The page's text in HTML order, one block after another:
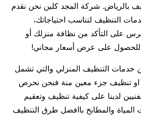
بالرياض. شركة المجد كلين نحن نقدم
التنظيف لتناسب احتياجاتك،
على التأكد من نظافة منزلك أو
للحصول على عرض أسعار مجاني!
خدمات التنظيف المنزلي والتي تشمل
او تنظيف جزء معين منة فنحن نحرص
لدينا على كيفية تنظيف وتعقيم
المياة والمطابخ باافضل طرق التنظيف